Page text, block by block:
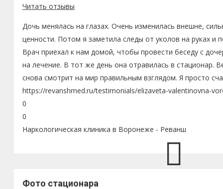
Читать отзывы
Дочь менялась на глазах. Очень изменилась внешне,
ценности. Потом я заметила следы от уколов на руках
Врач приехал к нам домой, чтобы провести беседу с
на лечение. В тот же день она отравилась в стационар.
снова смотрит на мир правильным взглядом. Я просто
https://revanshmed.ru/testimonials/elizaveta-valentinovna-
0
0
Наркологическая клиника в Воронеже - Реванш
Фото стационара